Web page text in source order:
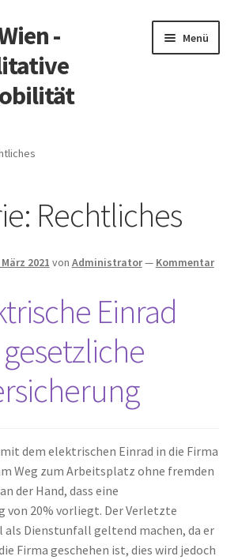
-
Menü
öffnen
der Web Version
Rechtliches
2021 von Administrator— Kommentar
Einrad
dem elektrischen Einrad in die Firma
Weg zum Arbeitsplatz ohne fremden
der Hand, dass eine
von 20% vorliegt. Der Verletzte
als Dienstunfall geltend machen, da er
Firma geschehen ist, dies wird jedoch